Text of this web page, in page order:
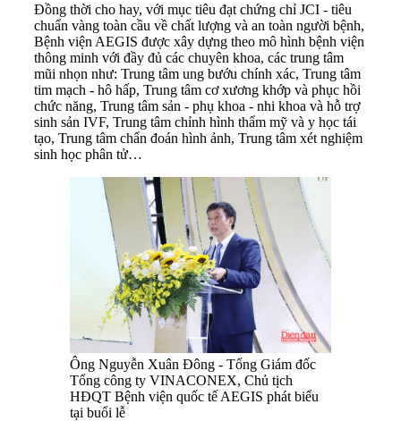
Đồng thời cho hay, với mục tiêu đạt chứng chỉ JCI - tiêu
chuẩn vàng toàn cầu về chất lượng và an toàn người bệnh,
Bệnh viện AEGIS được xây dựng theo mô hình bệnh viện
thông minh với đầy đủ các chuyên khoa, các trung tâm
mũi nhọn như: Trung tâm ung bướu chính xác, Trung tâm
tim mạch - hô hấp, Trung tâm cơ xương khớp và phục hồi
chức năng, Trung tâm sản - phụ khoa - nhi khoa và hỗ trợ
sinh sản IVF, Trung tâm chỉnh hình thẩm mỹ và y học tái
tạo, Trung tâm chẩn đoán hình ảnh, Trung tâm xét nghiệm
sinh học phân tử…
Ông Nguyễn Xuân Đông - Tổng Giám đốc
Tổng công ty VINACONEX, Chủ tịch
HĐQT Bệnh viện quốc tế AEGIS phát biểu
tại buổi lễ